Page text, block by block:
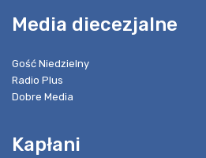
Media diecezjalne
Gość Niedzielny
Radio Plus
Dobre Media
Kapłani